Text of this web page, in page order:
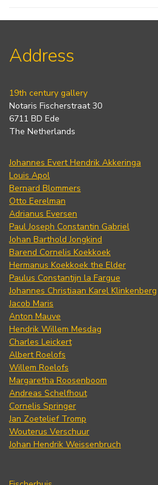
Address
19th century gallery
Notaris Fischerstraat 30
6711 BD Ede
The Netherlands
Johannes Evert Hendrik Akkeringa
Louis Apol
Bernard Blommers
Otto Eerelman
Adrianus Eversen
Paul Joseph Constantin Gabriel
Johan Barthold Jongkind
Barend Cornelis Koekkoek
Hermanus Koekkoek the Elder
Paulus Constantijn la Fargue
Johannes Christiaan Karel Klinkenberg
Jacob Maris
Anton Mauve
Hendrik Willem Mesdag
Charles Leickert
Albert Roelofs
Willem Roelofs
Margaretha Roosenboom
Andreas Schelfhout
Cornelis Springer
Jan Zoetelief Tromp
Wouterus Verschuur
Johan Hendrik Weissenbruch